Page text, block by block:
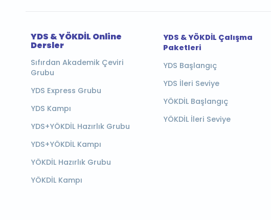
YDS & YÖKDİL Online
Dersler
Sıfırdan Akademik Çeviri
Grubu
YDS Express Grubu
YDS Kampı
YDS+YÖKDİL Hazırlık Grubu
YDS+YÖKDİL Kampı
YÖKDİL Hazırlık Grubu
YÖKDİL Kampı
YDS & YÖKDİL Çalışma
Paketleri
YDS Başlangıç
YDS İleri Seviye
YÖKDİL Başlangıç
YÖKDİL İleri Seviye